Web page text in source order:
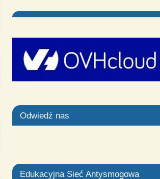
Odwiedź nas
Edukacyjna Sieć Antysmogowa